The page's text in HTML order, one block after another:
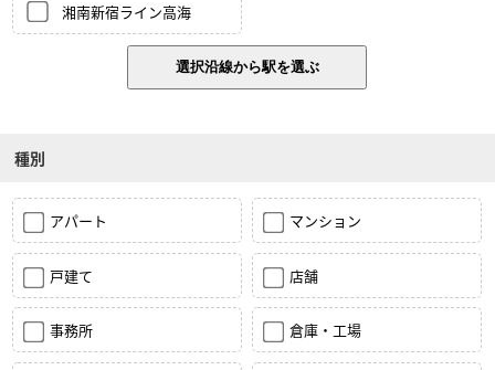
湘南新宿ライン高海
種別
アパート マンション
戸建て 店舗
事務所 倉庫・工場